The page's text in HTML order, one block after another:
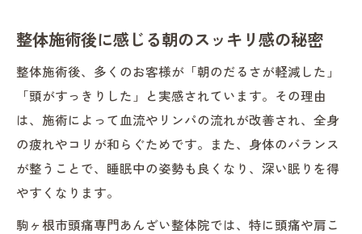
整体施術後に感じる朝のスッキリ感の秘密
整体施術後、多くのお客様が「朝のだるさが軽減した」
「頭がすっきりした」と実感されています。その理由
は、施術によって血流やリンパの流れが改善され、全身
の疲れやコリが和らぐためです。また、身体のバランス
が整うことで、睡眠中の姿勢も良くなり、深い眠りを得
やすくなります。
駒ヶ根市頭痛専門あんざい整体院では、特に頭痛や肩こ